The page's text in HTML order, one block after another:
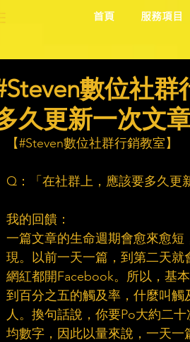
首頁 服務項目
數位社
久更新一次文
【#Steven數位社群行銷教室】​
Q：「在社群上，應該要多久更
我的回饋：​
一篇文章的生命週期會愈來愈
現。以前一天一篇，到第二天
網紅都開Facebook。所以，基
到百分之五的觸及率，什麼叫
人。換句話說，你要Po大約二
均數字，因此以量來說，一天一